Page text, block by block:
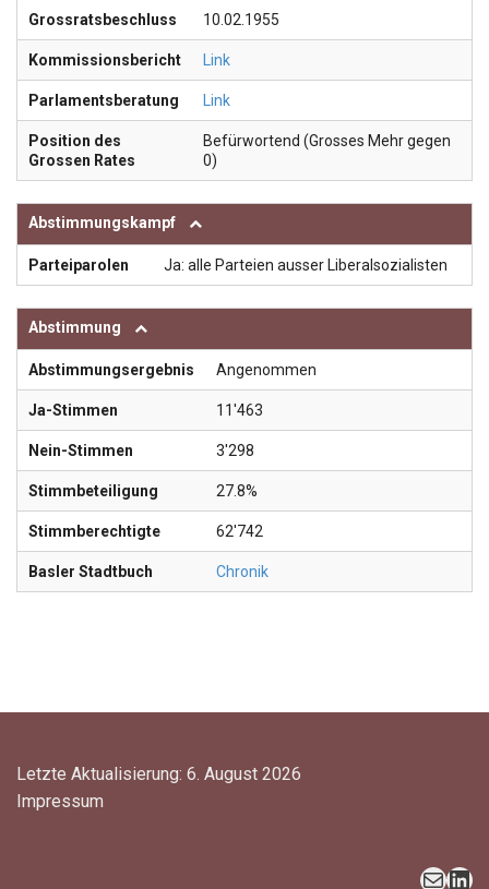
Grossratsbeschluss 10.02.1955
Kommissionsbericht Link
Parlamentsberatung Link
Position des
Grossen Rates
Befürwortend (Grosses Mehr gegen
0)
Abstimmungskampf
Parteiparolen Ja: alle Parteien ausser Liberalsozialisten
Abstimmung
Abstimmungsergebnis Angenommen
Ja-Stimmen 11'463
Nein-Stimmen 3'298
Stimmbeteiligung 27.8%
Stimmberechtigte 62'742
Basler Stadtbuch Chronik
Letzte Aktualisierung: 6. August 2026
Impressum